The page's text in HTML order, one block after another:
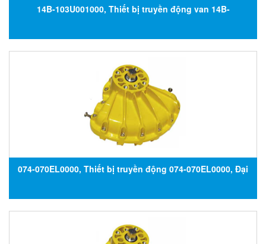
14B-103U001000, Thiết bị truyền động van 14B-
074-070EL0000, Thiết bị truyền động 074-070EL0000, Đại